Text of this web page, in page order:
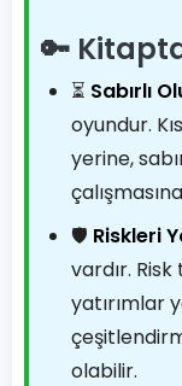
🔑
⏳ Sabırlı
oyundur.
yerine,
🛡️ Riskleri
vardır.
yatırımlar
olabilir.